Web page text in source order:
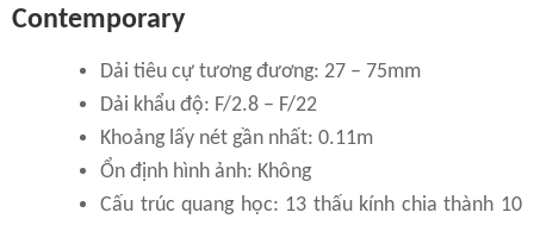
Contemporary
Dải tiêu cự tương đương: 27 – 75mm
Dải khẩu độ: F/2.8 – F/22
Khoảng lấy nét gần nhất: 0.11m
Ổn định hình ảnh: Không
Cấu trúc quang học: 13 thấu kính chia thành 10